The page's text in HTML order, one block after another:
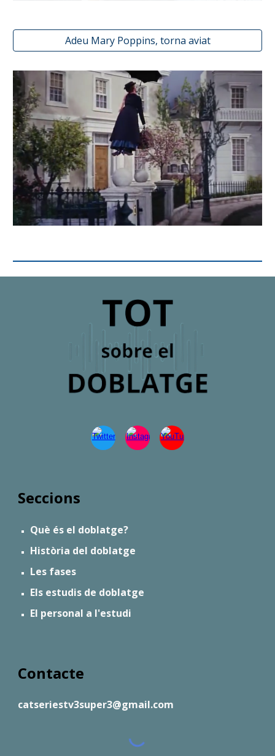
Adeu Mary Poppins, torna aviat
Seccions
Què és el doblatge?
Història del doblatge
Les fases
Els estudis de doblatge
El personal a l'estudi
Contacte
catseriestv3super3@gmail.com